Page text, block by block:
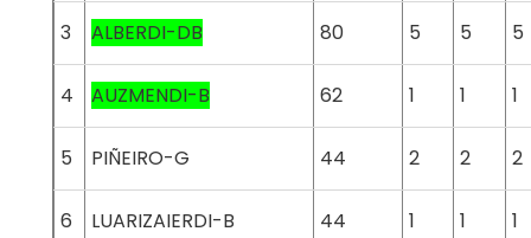
3 ALBERDI-DB 80 5 5 5
4 AUZMENDI-B 62 1 1 1
5 PIÑEIRO-G 44 2 2 2
6 LUARIZAIERDI-B 44 1 1 1